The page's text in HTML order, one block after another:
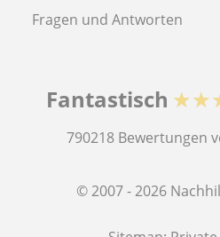
Fragen und Antworten
Fantastisch
790218 Bewertungen
© 2007 - 2026